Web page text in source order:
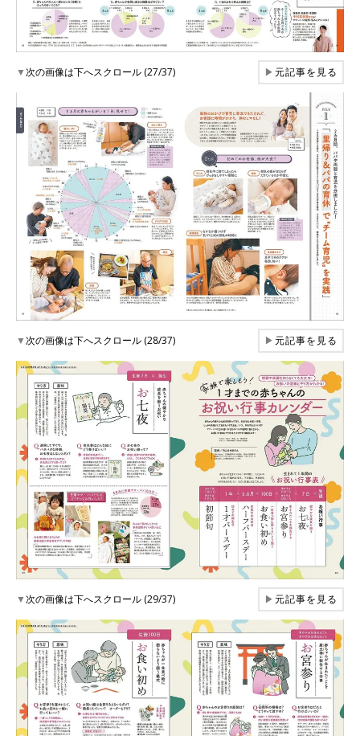
▼次の画像は下へスクロール (27/37) ▶元記事を見る
▼次の画像は下へスクロール (28/37) ▶元記事を見る
▼次の画像は下へスクロール (29/37) ▶元記事を見る